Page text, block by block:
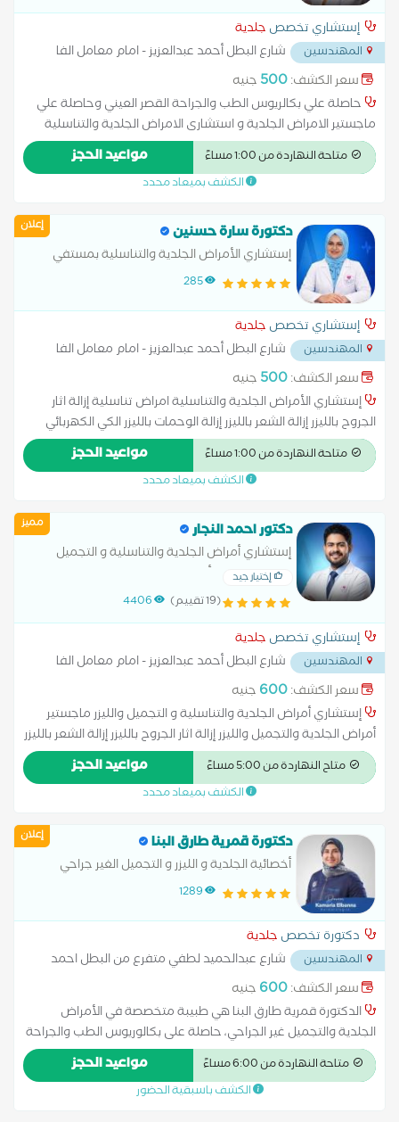
الامراض الجلدية لابحاث الطب للبلادإستشاري تخصص جلدية
المهندسين
شارع البطل أحمد عبدالعزيز - امام معامل الفا
سعر الكشف:500 جنيه
حاصلة علي بكالريوس الطب والجراحة القصر العيني وحاصلة علي
ماجستير الامراض الجلدية و استشارى الامراض الجلدية والتناسلية
والتجميل وزميل مساعد بالهيئه العامه للمعاهد والمستشفيات
التعليميه واستشاري الامراض الجلدية بمعهد الابحاث لطب البلاد
متاحة النهاردة من 1:00 مساءً مواعيد الحجز
الكشف بميعاد محدد
إعلان دكتورة سارة حسنين
إستشاري الأمراض الجلدية والتناسلية بمستفي
الحوض المرصود 285
إستشاري تخصص جلدية
المهندسين
شارع البطل أحمد عبدالعزيز - امام معامل الفا
سعر الكشف:500 جنيه
إستشاري الأمراض الجلدية والتناسلية امراض تناسلية إزالة اثار
الجروح بالليزر إزالة الشعر بالليزر إزالة الوحمات بالليزر الكي الكهربائي
الليزر الكربوني تفتيح البشرة حساسية الجلد زراعة الشعر علاج آثار
الحروق علاج الإكزيما علاج البشرة علاج التجاعيد علاج التصبغات
الجلدية علاج التينيا بالليزر علاج الصدفية علاج الصلع علاج الصلع
النمش علاج سقوط الشعر للسيدات علاج عين السمكة علاج
فطريات الاظافر عمل الغمازات
متاحة النهاردة من 1:00 مساءً مواعيد الحجز
الكشف بميعاد محدد
مميز دكتور احمد النجار
إستشاري أمراض الجلدية والتناسلية و التجميل
والليزر ماجستير أمراض الجلدية والتجميل والليزر
إختيار جيد
(19 تقييم) 4406
إستشاري تخصص جلدية
المهندسين
شارع البطل أحمد عبدالعزيز - امام معامل الفا
سعر الكشف:600 جنيه
إستشاري أمراض الجلدية والتناسلية و التجميل والليزر ماجستير
أمراض الجلدية والتجميل والليزر إزالة اثار الجروح بالليزر إزالة الشعر بالليزر
إزالة الوحمات بالليزر الكي الكهربائي الليزر الكربوني تفتيح البشرة
حساسية الجلد زراعة الشعر علاج آثار الحروق علاج الإكزيما علاج
البشرة علاج التجاعيد علاج التصبغات الجلدية علاج التينيا بالليزر علاج
الكَلَف علاج الكيس الدهني علاج النمش علاج سقوط الشعر
للسيدات علاج عين السمكة علاج فطريات الاظافر عمل الغمازات
متاح النهاردة من 5:00 مساءً مواعيد الحجز
الكشف بميعاد محدد
إعلان دكتورة قمرية طارق البنا
أخصائية الجلدية و الليزر و التجميل الغير جراحي
1289
دكتورة تخصص جلدية
المهندسين
شارع عبدالحميد لطفي متفرع من البطل احمد
عبد العزيز المهندسين... سعر الكشف:600 جنيه
الدكتورة قمرية طارق البنا هي طبيبة متخصصة في الأمراض
الجلدية والتجميل غير الجراحي، حاصلة على بكالوريوس الطب والجراحة
من كلية طب القصر العيني – جامعة القاهرة، أحد أعرق كليات الطب
في الشرق الأوسط. تمتلك خبرة إكلينيكية وعملية واسعة في
التعامل مع حالات الجلد المعقدة، إلى جانب احترافها لاستخدام
متاحة النهاردة من 6:00 مساءً مواعيد الحجز
الكشف باسبقية الحضور